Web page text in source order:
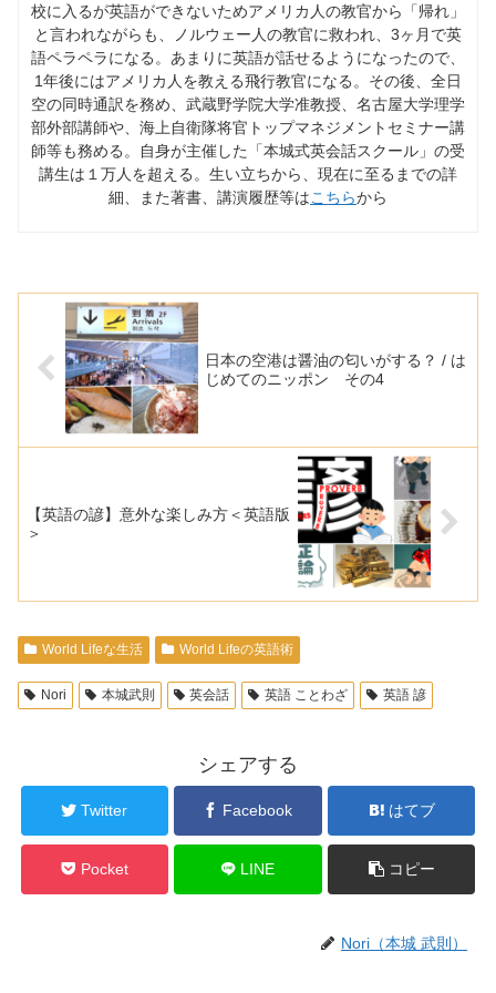
校に入るが英語ができないためアメリカ人の教官から「帰れ」
と言われながらも、ノルウェー人の教官に救われ、3ヶ月で英
語ペラペラになる。あまりに英語が話せるようになったので、
1年後にはアメリカ人を教える飛行教官になる。その後、全日
空の同時通訳を務め、武蔵野学院大学准教授、名古屋大学理学
部外部講師や、海上自衛隊将官トップマネジメントセミナー講
師等も務める。自身が主催した「本城式英会話スクール」の受
講生は１万人を超える。生い立ちから、現在に至るまでの詳
細、また著書、講演履歴等はこちらから
日本の空港は醤油の匂いがする？ / は
じめてのニッポン その4
【英語の諺】意外な楽しみ方＜英語版
＞
World Lifeな生活 World Lifeの英語術
Nori 本城武則 英会話 英語 ことわざ 英語 諺
シェアする
Twitter Facebook はてブ
Pocket LINE コピー
Nori（本城 武則）